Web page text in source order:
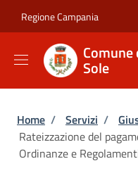
Regione Campania
Sole
Briciole di
Home / Servizi /
Rateizzazione del
Ordinanze e